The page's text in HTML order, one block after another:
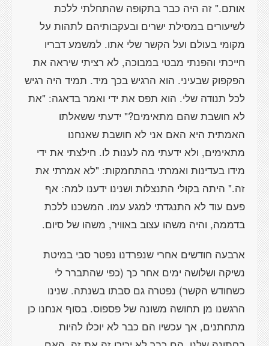
אותם." זה היה כבר בתקופה שהתחלתי ללכת
לשיעורים במסילת ישרים ובעקבותיהם לתהות על
מקומי בעולם ועל הקשר שלי אתו. למשמע דבריו
חייכתי והפנתי מבטי במבוכה, לא רציתי שיראה את
הפקפוק שבעיני. הוא הרגיש בכך מיד. תמיד היה רגיש
לכל תנודה שלי. הוא תפס את ידי ואמר בדאגה: "את
לא חושבת שהם מתאימים?" ידעתי ששאלתו
האמתית היא האם אני לא חושבת שאנחנו
מתאימים, ולא ידעתי מה לענות לו. חילצתי את ידי
מידו בעדינות ואמרתי בהתחמקות: "לא אמרתי את
זה." היתה בקולי התנצלות ושנינו ידענו למה: אף
פעם עוד לא התנגדתי למגע עמו. המשכנו ללכת
בדממה, והיה משהו עצוב באוויר, משהו של סיום.
ארבעה חודשים אחרי שנפרדנו נפטר סבי במיטת
נשיקה ושלושה ימים אחר כך (כפי שהתברר לי
כשחודש הקשר) נפטרה גם סבתו בשנתה. שנינו
הרגשנו מן תחושה משונה של פספוס. בסוף אנחנו כן
מתחתנים, אך עכשיו הם כבר לא יוכלו להיות